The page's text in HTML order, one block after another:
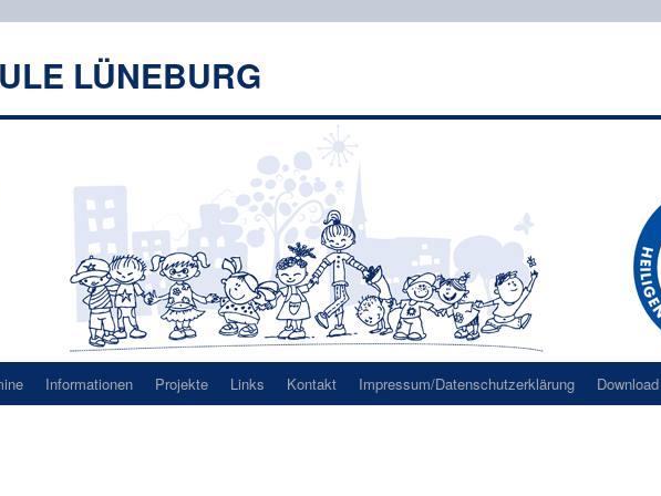
LÜNEBURG
Informationen Projekte Links Kontakt Impressum/Datenschutzerklärung Download